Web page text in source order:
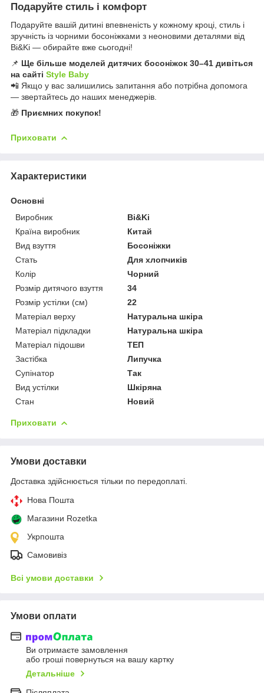
Подаруйте стиль і комфорт
Подаруйте вашій дитині впевненість у кожному кроці, стиль і
зручність із чорними босоніжками з неоновими деталями від
Bi&Ki — обирайте вже сьогодні!
📌 Ще більше моделей дитячих босоніжок 30–41 дивіться
на сайті Style Baby
📲 Якщо у вас залишились запитання або потрібна допомога
— звертайтесь до наших менеджерів.
🎁 Приємних покупок!
Приховати
Характеристики
Основні
Виробник
Bi&Ki
Країна виробник
Китай
Вид взуття
Босоніжки
Стать
Для хлопчиків
Колір
Чорний
Розмір дитячого взуття
34
Розмір устілки (см)
22
Матеріал верху
Натуральна шкіра
Матеріал підкладки
Натуральна шкіра
Матеріал підошви
ТЕП
Застібка
Липучка
Супінатор
Так
Вид устілки
Шкіряна
Стан
Новий
Приховати
Умови доставки
Доставка здійснюється тільки по передоплаті.
Нова Пошта
Магазини Rozetka
Укрпошта
Самовивіз
Всі умови доставки
Умови оплати
Ви отримаєте замовлення
або гроші повернуться на вашу картку
Детальніше